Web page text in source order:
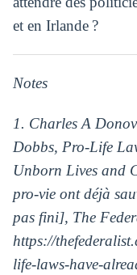
et en Irlande ?
Notes
1. Charles A
Dobbs, Pro-Life
Unborn Lives and
pro-vie ont déjà
pas fini], The
https://
life-laws-have-